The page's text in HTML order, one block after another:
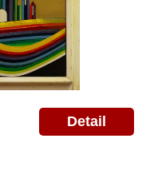
Detail